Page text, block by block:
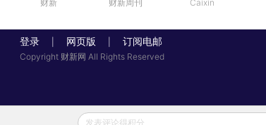
财新 财新周刊 Caixin
登录 网页版 订阅电邮
Copyright 财新网 All Rights Reserved
发表评论得积分